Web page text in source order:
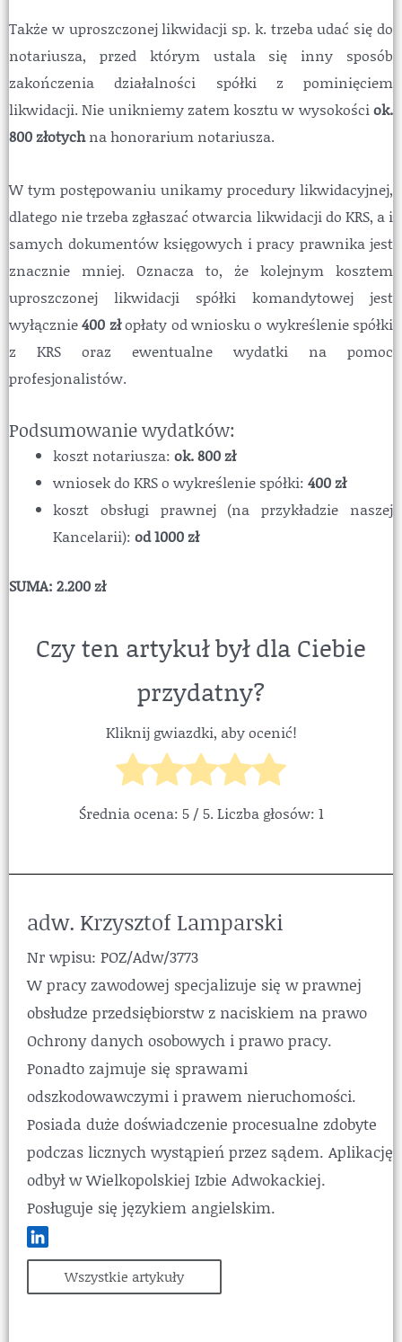
Także w uproszczonej likwidacji sp. k. trzeba udać się do
notariusza, przed którym ustala się inny sposób
zakończenia działalności spółki z pominięciem
likwidacji. Nie unikniemy zatem kosztu w wysokościok.
800 złotychna honorarium notariusza.
W tym postępowaniu unikamy procedury likwidacyjnej,
dlatego nie trzeba zgłaszać otwarcia likwidacji do KRS, a i
samych dokumentów księgowych i pracy prawnika jest
znacznie mniej. Oznacza to, że kolejnym kosztem
uproszczonej likwidacji spółki komandytowej jest
wyłącznie400 złopłaty od wniosku o wykreślenie spółki
z KRS oraz ewentualne wydatki na pomoc
profesjonalistów.
Podsumowanie wydatków:
koszt notariusza:ok. 800 zł
wniosek do KRS o wykreślenie spółki:400 zł
koszt obsługi prawnej (na przykładzie naszej
Kancelarii):od 1000 zł
SUMA: 2.200 zł
Czy ten artykuł był dla Ciebie
przydatny?
Kliknij gwiazdki, aby ocenić!
Średnia ocena: 5/ 5. Liczba głosów: 1
adw. Krzysztof Lamparski
Nr wpisu: POZ/Adw/3773
W pracy zawodowej specjalizuje się w prawnej
obsłudze przedsiębiorstw z naciskiem na prawo
Ochrony danych osobowych i prawo pracy.
Ponadto zajmuje się sprawami
odszkodowawczymi i prawem nieruchomości.
Posiada duże doświadczenie procesualne zdobyte
podczas licznych wystąpień przez sądem. Aplikację
odbył w Wielkopolskiej Izbie Adwokackiej.
Posługuje się językiem angielskim.
Wszystkie artykuły